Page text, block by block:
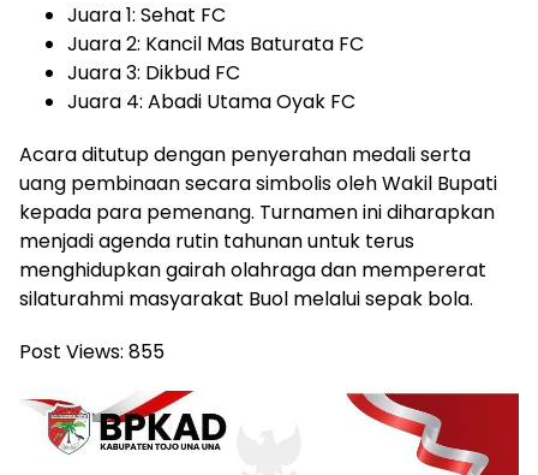
Juara 1: Sehat FC
Juara 2: Kancil Mas Baturata FC
Juara 3: Dikbud FC
Juara 4: Abadi Utama Oyak FC
Acara ditutup dengan penyerahan medali serta
uang pembinaan secara simbolis oleh Wakil Bupati
kepada para pemenang. Turnamen ini diharapkan
menjadi agenda rutin tahunan untuk terus
menghidupkan gairah olahraga dan mempererat
silaturahmi masyarakat Buol melalui sepak bola.
Post Views: 855